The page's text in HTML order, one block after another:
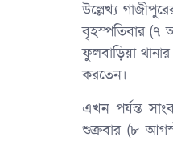
উল্লেখ্য
বৃহস্পতিবার (৭
ফুলবাড়িয়া
করতেন।
এখন পর্যন্ত
শুক্রবার (৮